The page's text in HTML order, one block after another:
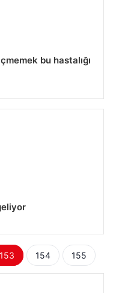
bu hastalığı
153 154
155